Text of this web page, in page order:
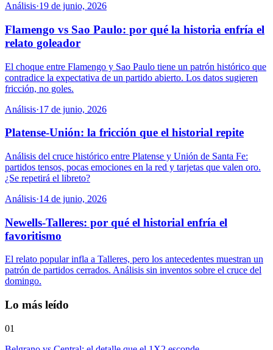
Análisis·19 de junio, 2026
Flamengo vs Sao Paulo: por qué la historia enfría el
relato goleador
El choque entre Flamengo y Sao Paulo tiene un patrón histórico que
contradice la expectativa de un partido abierto. Los datos sugieren
fricción, no goles.
Análisis·17 de junio, 2026
Platense-Unión: la fricción que el historial repite
Análisis del cruce histórico entre Platense y Unión de Santa Fe:
partidos tensos, pocas emociones en la red y tarjetas que valen oro.
¿Se repetirá el libreto?
Análisis·14 de junio, 2026
Newells-Talleres: por qué el historial enfría el
favoritismo
El relato popular infla a Talleres, pero los antecedentes muestran un
patrón de partidos cerrados. Análisis sin inventos sobre el cruce del
domingo.
Lo más leído
01